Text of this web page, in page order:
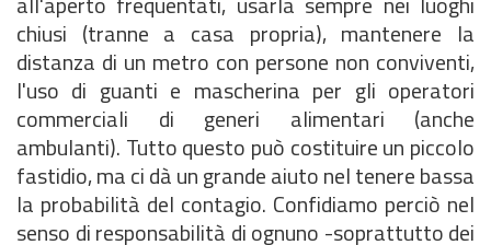
chiusi (tranne a casa propria), mantenere la
distanza di un metro con persone non conviventi,
l'uso di guanti e mascherina per gli operatori
commerciali di generi alimentari (anche
ambulanti). Tutto questo può costituire un piccolo
fastidio, ma ci dà un grande aiuto nel tenere bassa
la probabilità del contagio. Confidiamo perciò nel
senso di responsabilità di ognuno -soprattutto dei